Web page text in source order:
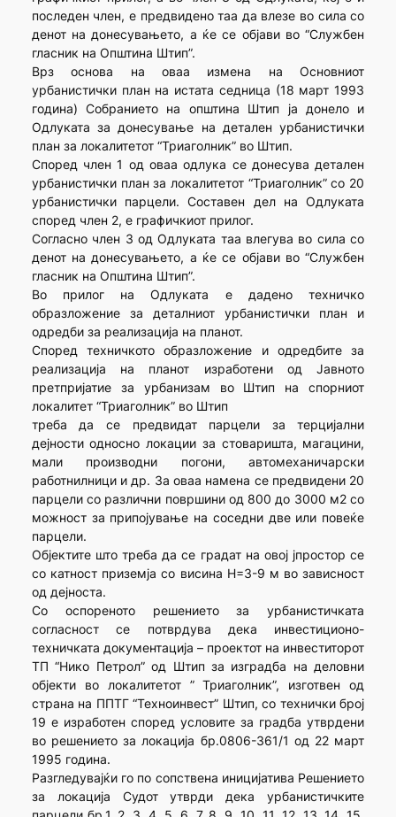
последен член, е предвидено таа да влезе во сила со
денот на донесувањето, а ќе се објави во “Службен
гласник на Општина Штип”.
Врз основа на оваа измена на Основниот
урбанистички план на истата седница (18 март 1993
година) Собранието на општина Штип ја донело и
Одлуката за донесување на детален урбанистички
план за локалитетот “Триаголник” во Штип.
Според член 1 од оваа одлука се донесува детален
урбанистички план за локалитетот “Триаголник” со 20
урбанистички парцели. Составен дел на Одлуката
според член 2, е графичкиот прилог.
Согласно член 3 од Одлуката таа влегува во сила со
денот на донесувањето, а ќе се објави во “Службен
гласник на Општина Штип”.
Во прилог на Одлуката е дадено техничко
образложение за деталниот урбанистички план и
одредби за реализација на планот.
Според техничкото образложение и одредбите за
реализација на планот изработени од Јавното
претпријатие за урбанизам во Штип на спорниот
локалитет “Триаголник” во Штип
треба да се предвидат парцели за терцијални
дејности односно локации за стоваришта, магацини,
мали производни погони, автомеханичарски
работнилници и др. За оваа намена се предвидени 20
парцели со различни површини од 800 до 3000 м2 со
можност за припојување на соседни две или повеќе
парцели.
Објектите што треба да се градат на овој јпростор се
со катност приземја со висина Н=3-9 м во зависност
од дејноста.
Со оспореното решението за урбанистичката
согласност се потврдува дека инвестиционо-
техничката документација – проектот на инвеститорот
ТП “Нико Петрол” од Штип за изградба на деловни
објекти во локалитетот ” Триаголник”, изготвен од
страна на ППТГ “Техноинвест” Штип, со технички број
19 е изработен според условите за градба утврдени
во решението за локација бр.0806-361/1 од 22 март
1995 година.
Разгледувајќи го по сопствена иницијатива Решението
за локација Судот утврди дека урбанистичките